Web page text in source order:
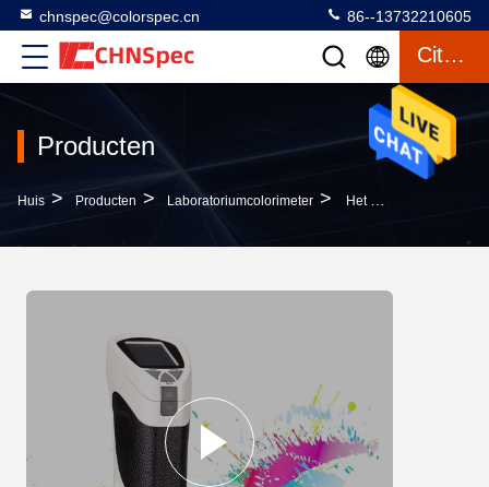
chnspec@colorspec.cn 86--13732210605
Citaat
Producten
Huis > Producten > Laboratoriumcolorimeter > Het Laboratoriumcolorimeter 11mm Van De Premiekwaliteit Het Meten Kaliber550g Gewicht